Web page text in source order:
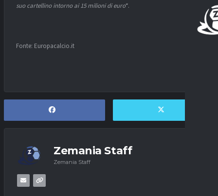
suo cartellino intorno ai 15 milioni di euro“.
Fonte: Europacalcio.it
Zemania Staff
Zemania Staff